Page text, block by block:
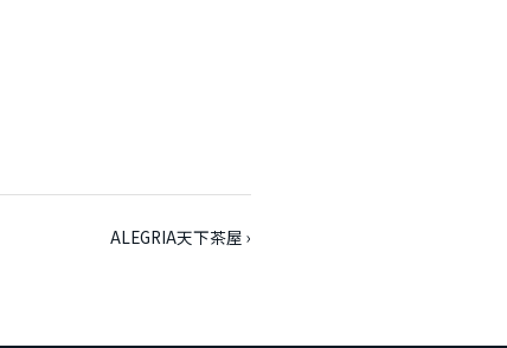
ALEGRIA天下茶屋 ›